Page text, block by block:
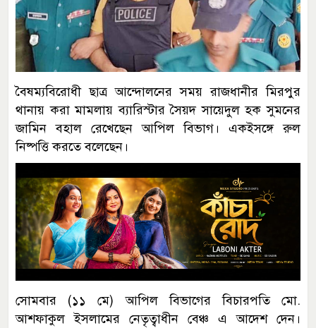
বৈষম্যবিরোধী ছাত্র আন্দোলনের সময় রাজধানীর মিরপুর
থানায় করা মামলায় ব্যারিস্টার সৈয়দ সায়েদুল হক সুমনের
জামিন বহাল রেখেছেন আপিল বিভাগ। একইসঙ্গে রুল
নিষ্পত্তি করতে বলেছেন।
সোমবার (১১ মে) আপিল বিভাগের বিচারপতি মো.
আশফাকুল ইসলামের নেতৃত্বাধীন বেঞ্চ এ আদেশ দেন।